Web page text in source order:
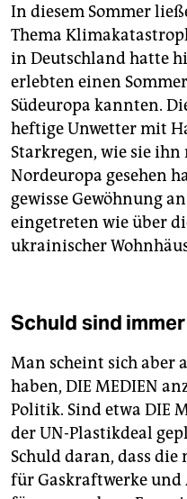
In diesem Sommer
Thema
in Deutschland hatte
erlebten einen
Südeuropa kannten.
heftige Unwetter mit
Starkregen, wie sie
Nordeuropa gesehen
gewisse Gewöhnung
eingetreten wie über
ukrainischer
Schuld sind
Man scheint sich aber
haben, DIE MEDIEN
Politik. Sind etwa DIE
der UN-Plastikdeal
Schuld daran, dass die
für Gaskraftwerke